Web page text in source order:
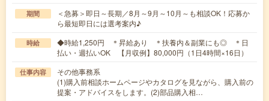
期間
＜急募＞即日～長期／8月～9月～10月～も相談OK！応募か
ら最短即日には選考案内♪
時給
◆時給1,250円 ＊昇給あり ＊扶養内＆副業にも◎ ＊日
払い・週払いOK 【月収例】80,000円（1日4時間×16日）
仕事内容
その他事務系
(1)購入前相談ホームページやカタログを見ながら、購入前の
提案・アドバイスをします。(2)部品購入相…